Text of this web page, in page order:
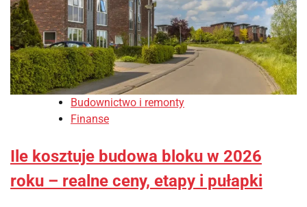
Budownictwo i remonty
Finanse
Ile kosztuje budowa bloku w 2026
roku – realne ceny, etapy i pułapki